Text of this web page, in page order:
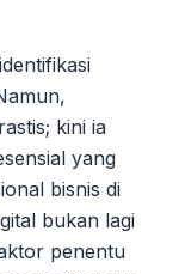
kini ia
yang
bisnis di
bukan lagi
penentu